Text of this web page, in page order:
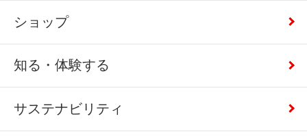
ショップ
知る・体験する
サステナビリティ